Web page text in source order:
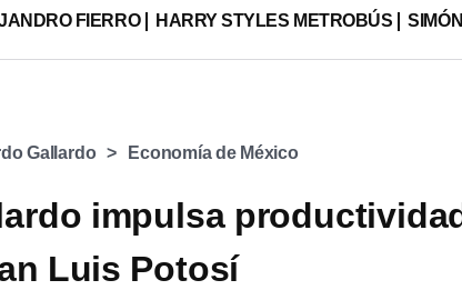
FIERRO HARRY STYLES METROBÚS
Gallardo Economía de México
impulsa
Luis Potosí